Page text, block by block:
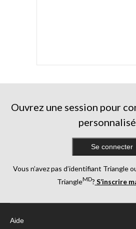
Ouvrez une session pour
Se connecter
Vous n’avez pas d’identifiant Triangle
TriangleMD? S’inscrire
Aide